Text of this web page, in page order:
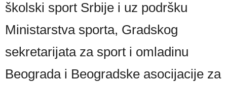
školski sport Srbije i uz podršku
Ministarstva sporta, Gradskog
sekretarijata za sport i omladinu
Beograda i Beogradske asocijacije za